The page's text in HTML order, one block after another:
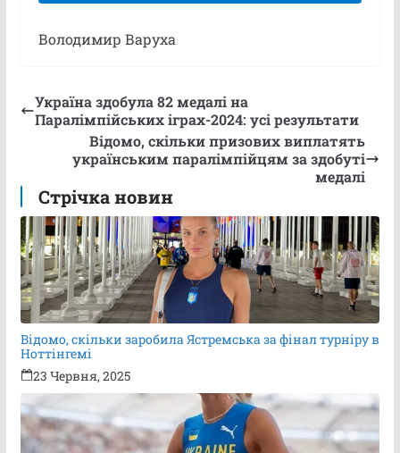
Володимир Варуха
Україна здобула 82 медалі на
Паралімпійських іграх-2024: усі результати
Відомо, скільки призових виплатять
українським паралімпійцям за здобуті
медалі
Стрічка новин
Відомо, скільки заробила Ястремська за фінал турніру в
Ноттінгемі
23 Червня, 2025